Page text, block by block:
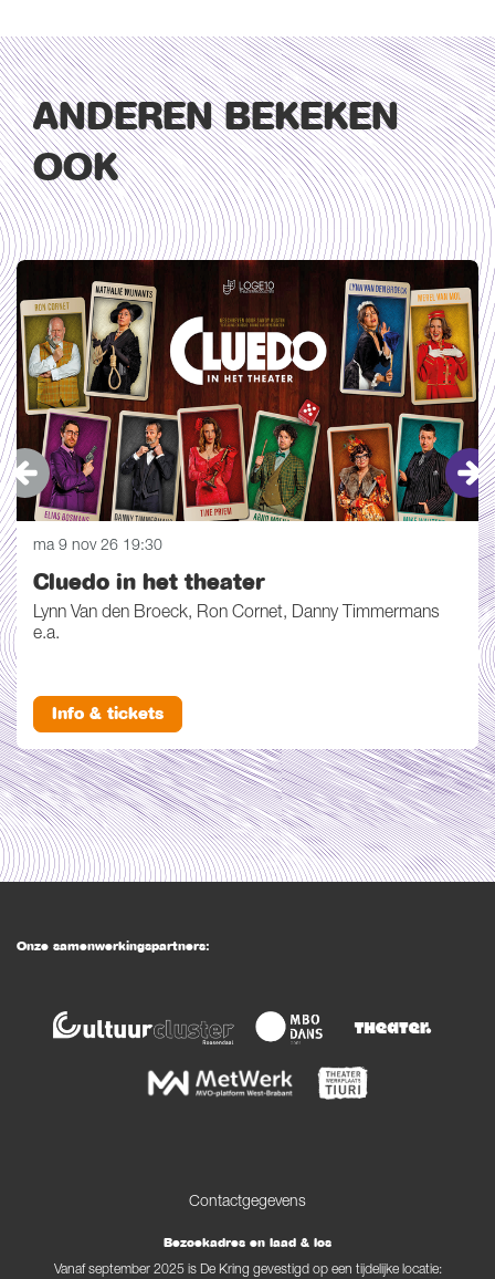
ANDEREN BEKEKEN
OOK
Overslaan
Cluedo in het theater
Lynn Van den Broeck, Ron Cornet, Danny Timmermans
e.a.
ma 9 nov 26 19:30
Info & tickets
Onze samenwerkingspartners:
Contactgegevens
Bezoekadres en laad & los
Vanaf september 2025 is De Kring gevestigd op een tijdelijke locatie: